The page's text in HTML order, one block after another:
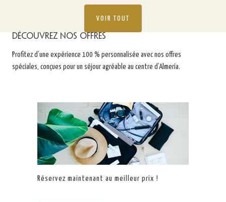
VOIR TOUT
Découvrez nos offres
Profitez d’une expérience 100 % personnalisée avec nos offres
spéciales, conçues pour un séjour agréable au centre d’Almería.
Réservez maintenant au meilleur prix !